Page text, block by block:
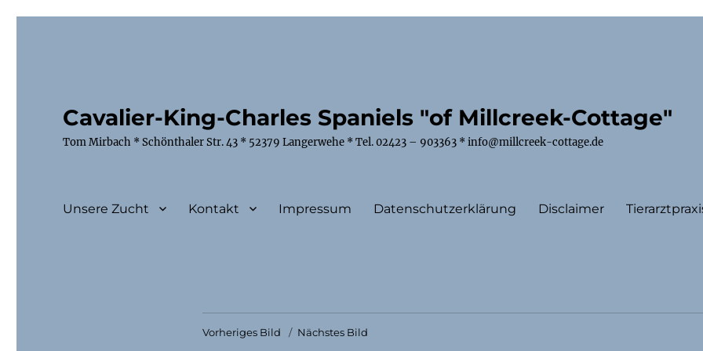
Cavalier-King-Charles Spaniels "of Millcreek-Cottage"
Tom Mirbach * Schönthaler Str. 43 * 52379 Langerwehe * Tel. 02423 – 903363 * info@millcreek-cottage.de
Unsere Zucht Kontakt Impressum Datenschutzerklärung Disclaimer
Vorheriges Bild Nächstes Bild